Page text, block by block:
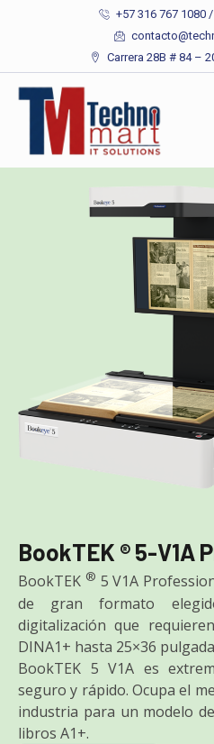
+57 316 767 1080
Carrera 28B # 84 –
BookTEK ® 5-V1A
BookTEK ® 5 V1A
de gran formato
digitalización que
DINA1+ hasta 25×36
BookTEK 5 V1A es
seguro y rápido. Ocupa el
industria para un modelo
libros A1+.